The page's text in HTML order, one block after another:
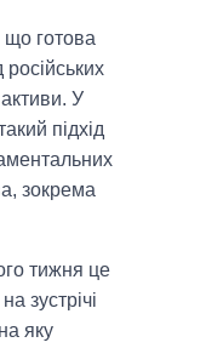
що готова
У
підхід
зокрема
тижня це
зустрічі
яку